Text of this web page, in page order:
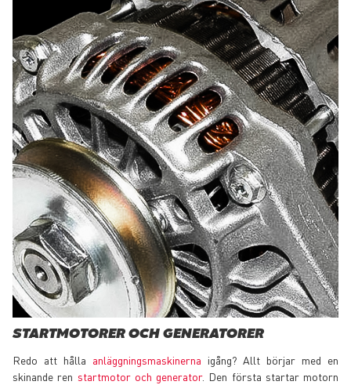
STARTMOTORER OCH GENERATORER
Redo att hålla anläggningsmaskinerna igång? Allt börjar med en
skinande ren startmotor och generator. Den första startar motorn